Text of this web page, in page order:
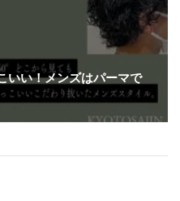
いい！メンズはパーマで